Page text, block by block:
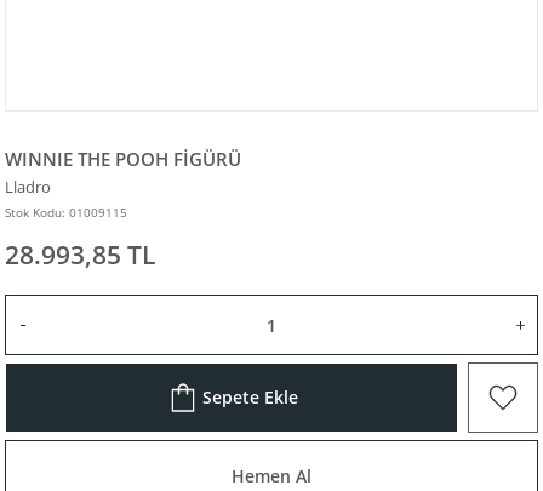
WINNIE THE POOH FİGÜRÜ
Lladro
Stok Kodu: 01009115
28.993,85 TL
Sepete Ekle
Hemen Al